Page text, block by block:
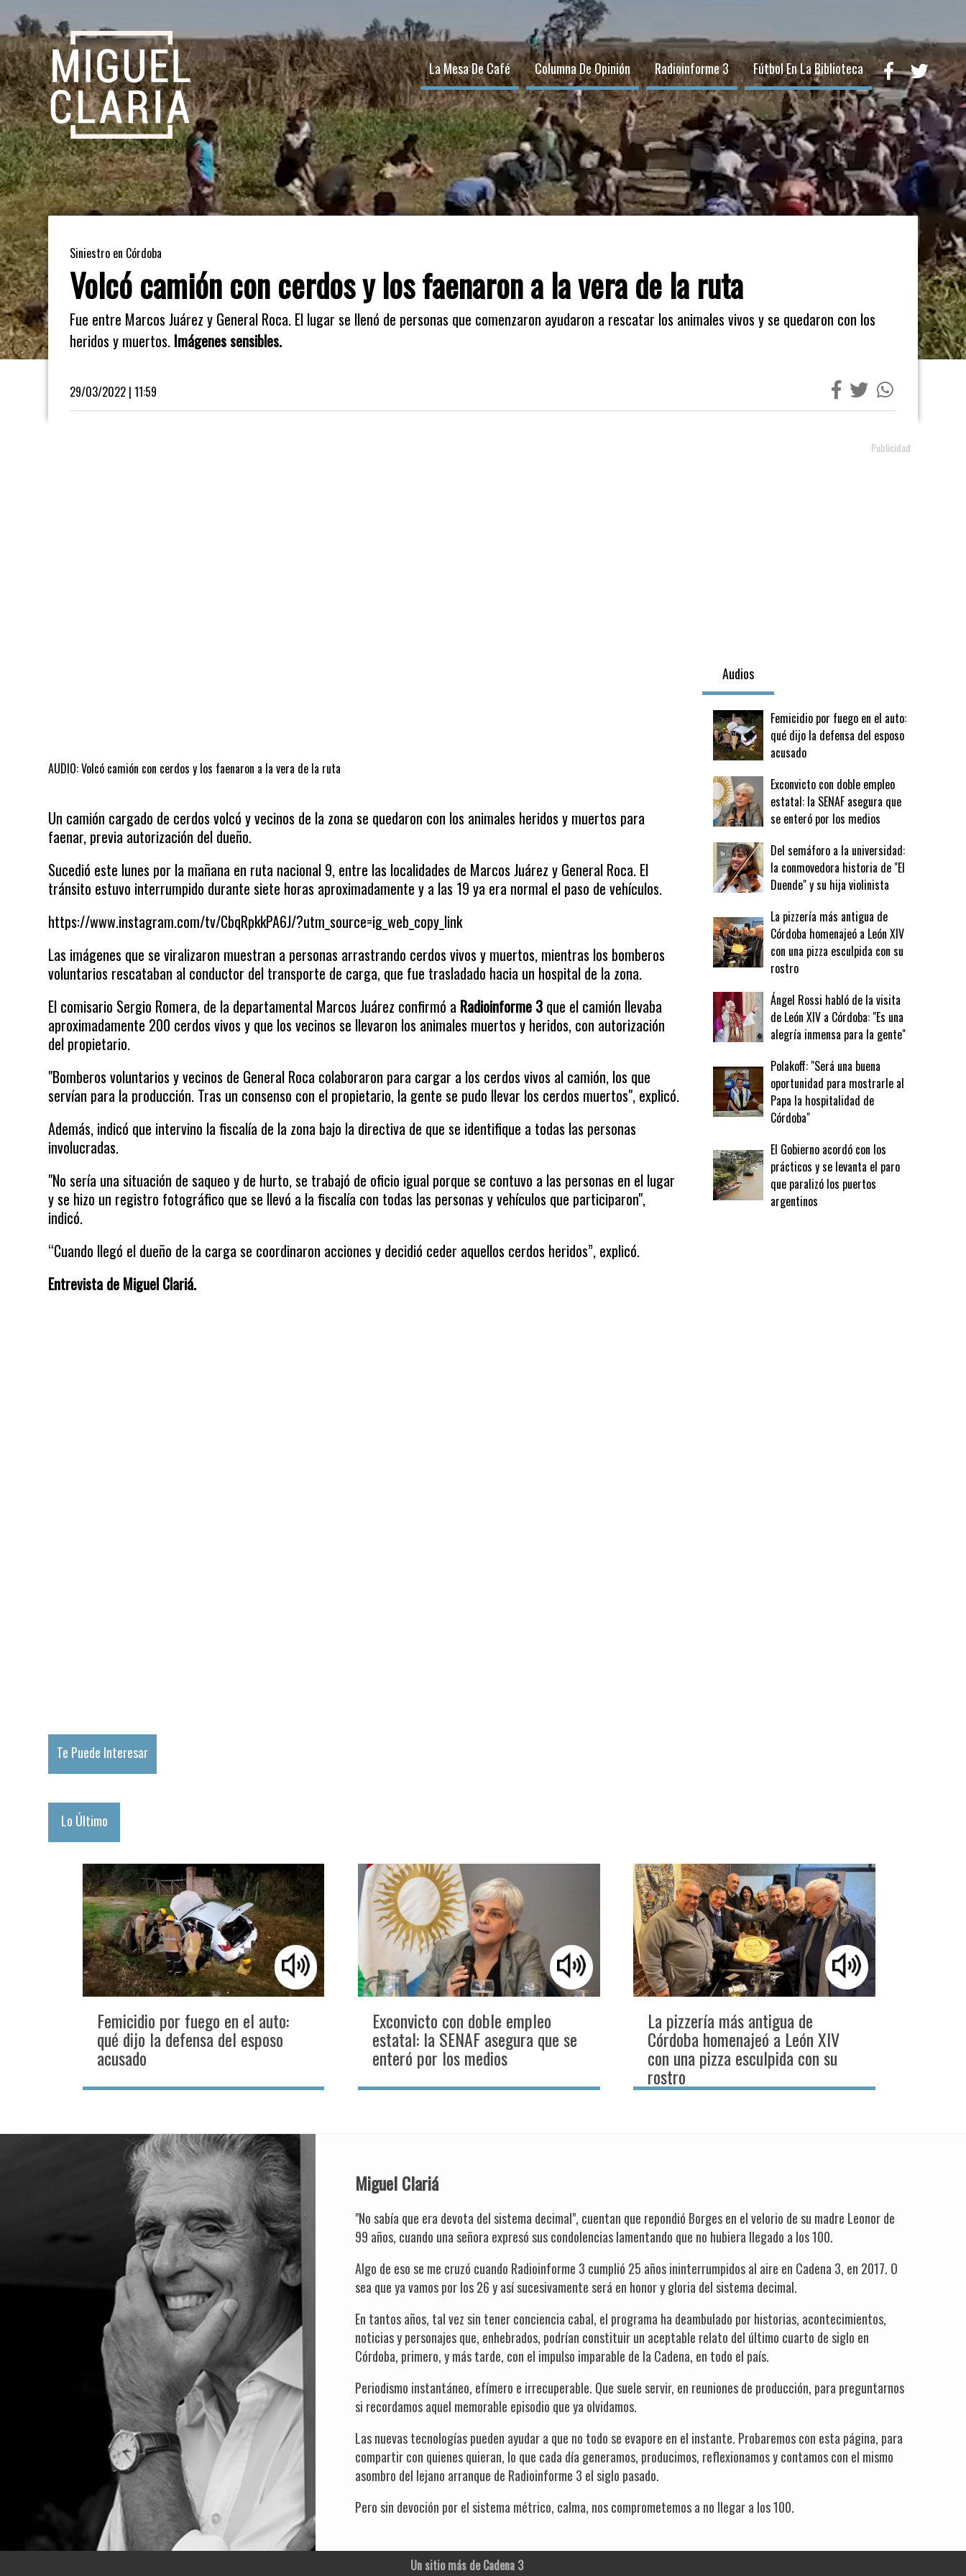
La Mesa De Café Columna De Opinión Radioinforme 3 Fútbol En La Biblioteca
Siniestro en Córdoba
Volcó camión con cerdos y los faenaron a la vera de la ruta
Fue entre Marcos Juárez y General Roca. El lugar se llenó de personas que comenzaron ayudaron a rescatar los animales vivos y se quedaron con los
heridos y muertos. Imágenes sensibles.
29/03/2022 | 11:59
AUDIO: Volcó camión con cerdos y los faenaron a la vera de la ruta
Un camión cargado de cerdos volcó y vecinos de la zona se quedaron con los animales heridos y muertos para
faenar, previa autorización del dueño.
Sucedió este lunes por la mañana en ruta nacional 9, entre las localidades de Marcos Juárez y General Roca. El
tránsito estuvo interrumpido durante siete horas aproximadamente y a las 19 ya era normal el paso de vehículos.
https://www.instagram.com/tv/CbqRpkkPA6J/?utm_source=ig_web_copy_link
Las imágenes que se viralizaron muestran a personas arrastrando cerdos vivos y muertos, mientras los bomberos
voluntarios rescataban al conductor del transporte de carga, que fue trasladado hacia un hospital de la zona.
El comisario Sergio Romera, de la departamental Marcos Juárez confirmó a Radioinforme 3 que el camión llevaba
aproximadamente 200 cerdos vivos y que los vecinos se llevaron los animales muertos y heridos, con autorización
del propietario.
"Bomberos voluntarios y vecinos de General Roca colaboraron para cargar a los cerdos vivos al camión, los que
servían para la producción. Tras un consenso con el propietario, la gente se pudo llevar los cerdos muertos", explicó.
Además, indicó que intervino la fiscalía de la zona bajo la directiva de que se identifique a todas las personas
involucradas.
"No sería una situación de saqueo y de hurto, se trabajó de oficio igual porque se contuvo a las personas en el lugar
y se hizo un registro fotográfico que se llevó a la fiscalía con todas las personas y vehículos que participaron",
indicó.
“Cuando llegó el dueño de la carga se coordinaron acciones y decidió ceder aquellos cerdos heridos”, explicó.
Entrevista de Miguel Clariá.
Audios
Femicidio por fuego en el auto:
qué dijo la defensa del esposo
acusado
Exconvicto con doble empleo
estatal: la SENAF asegura que
se enteró por los medios
Del semáforo a la universidad:
la conmovedora historia de "El
Duende" y su hija violinista
La pizzería más antigua de
Córdoba homenajeó a León XIV
con una pizza esculpida con su
rostro
Ángel Rossi habló de la visita
de León XIV a Córdoba: "Es una
alegría inmensa para la gente"
Polakoff: "Será una buena
oportunidad para mostrarle al
Papa la hospitalidad de
Córdoba"
El Gobierno acordó con los
prácticos y se levanta el paro
que paralizó los puertos
argentinos
Te Puede Interesar
Lo Último
Femicidio por fuego en el auto:
qué dijo la defensa del esposo
acusado
Exconvicto con doble empleo
estatal: la SENAF asegura que se
enteró por los medios
La pizzería más antigua de
Córdoba homenajeó a León XIV
con una pizza esculpida con su
rostro
Miguel Clariá
"No sabía que era devota del sistema decimal", cuentan que repondió Borges en el velorio de su madre Leonor de
99 años, cuando una señora expresó sus condolencias lamentando que no hubiera llegado a los 100.
Algo de eso se me cruzó cuando Radioinforme 3 cumplió 25 años ininterrumpidos al aire en Cadena 3, en 2017. O
sea que ya vamos por los 26 y así sucesivamente será en honor y gloria del sistema decimal.
En tantos años, tal vez sin tener conciencia cabal, el programa ha deambulado por historias, acontecimientos,
noticias y personajes que, enhebrados, podrían constituir un aceptable relato del último cuarto de siglo en
Córdoba, primero, y más tarde, con el impulso imparable de la Cadena, en todo el país.
Periodismo instantáneo, efímero e irrecuperable. Que suele servir, en reuniones de producción, para preguntarnos
si recordamos aquel memorable episodio que ya olvidamos.
Las nuevas tecnologías pueden ayudar a que no todo se evapore en el instante. Probaremos con esta página, para
compartir con quienes quieran, lo que cada día generamos, producimos, reflexionamos y contamos con el mismo
asombro del lejano arranque de Radioinforme 3 el siglo pasado.
Pero sin devoción por el sistema métrico, calma, nos comprometemos a no llegar a los 100.
Un sitio más de Cadena 3